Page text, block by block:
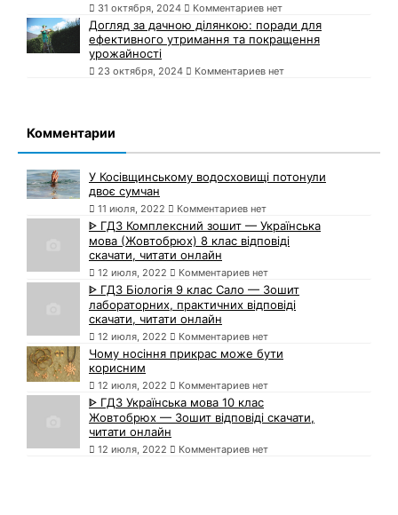
31 октября, 2024 Комментариев нет
Догляд за дачною ділянкою: поради для
ефективного утримання та покращення
урожайності
23 октября, 2024 Комментариев нет
Комментарии
У Косівщинському водосховищі потонули
двоє сумчан
11 июля, 2022 Комментариев нет
ᐈ ГДЗ Комплексний зошит — Українська
мова (Жовтобрюх) 8 клас відповіді
скачати, читати онлайн
12 июля, 2022 Комментариев нет
ᐈ ГДЗ Біологія 9 клас Сало — Зошит
лабораторних, практичних відповіді
скачати, читати онлайн
12 июля, 2022 Комментариев нет
Чому носіння прикрас може бути
корисним
12 июля, 2022 Комментариев нет
ᐈ ГДЗ Українська мова 10 клас
Жовтобрюх — Зошит відповіді скачати,
читати онлайн
12 июля, 2022 Комментариев нет